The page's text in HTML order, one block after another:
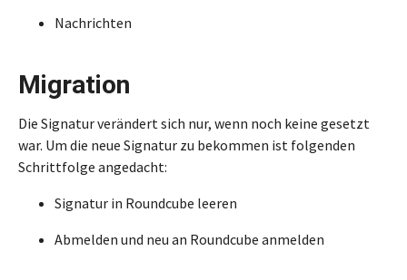
Nachrichten
Migration
Die Signatur verändert sich nur, wenn noch keine gesetzt
war. Um die neue Signatur zu bekommen ist folgenden
Schrittfolge angedacht:
Signatur in Roundcube leeren
Abmelden und neu an Roundcube anmelden